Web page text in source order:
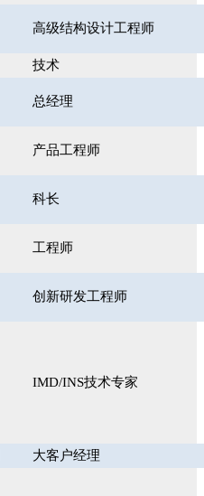
高级结构设计工程师
技术
总经理
产品工程师
科长
工程师
创新研发工程师
IMD/INS技术专家
大客户经理